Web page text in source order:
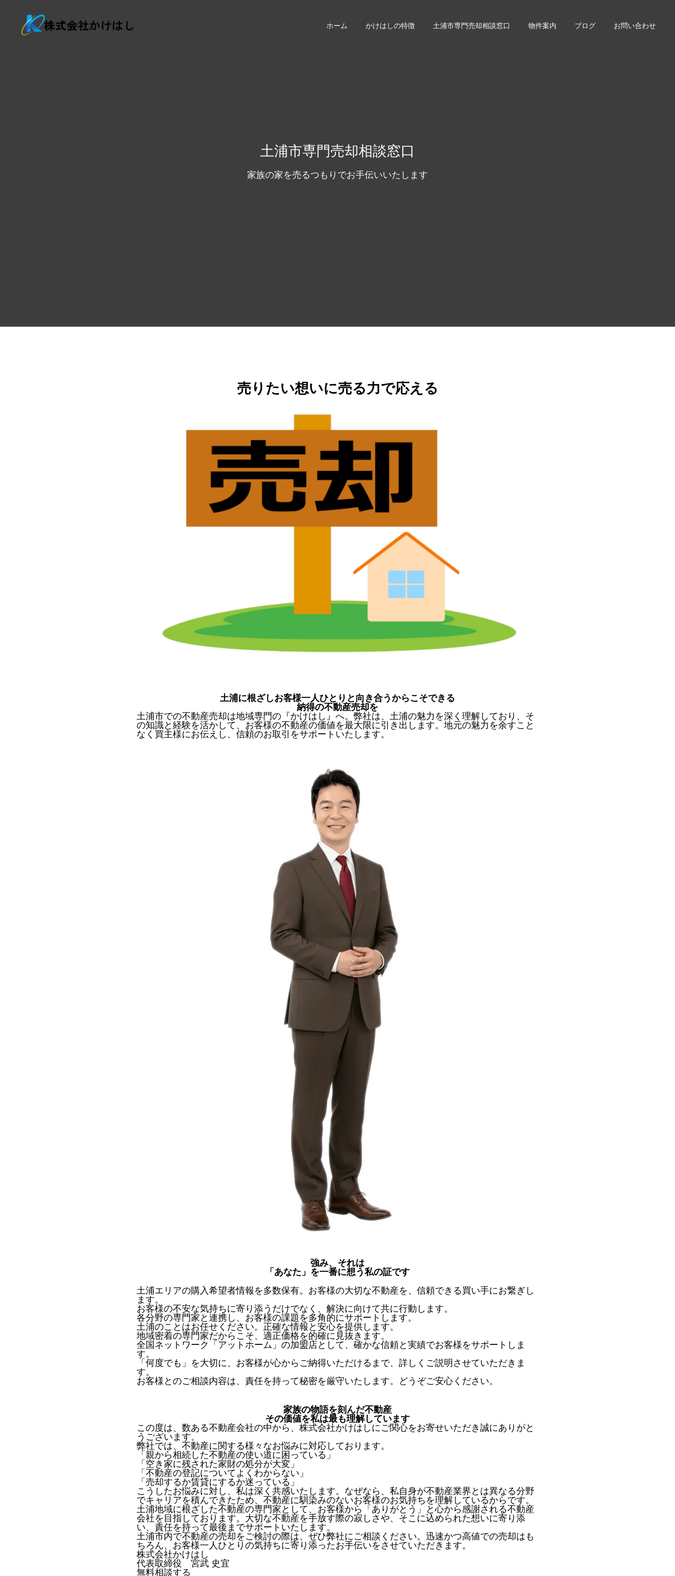
ホーム かけはしの特徴 土浦市専門売却相談窓口 物件案内 ブログ お問い合わせ
土浦市専門売却相談窓口
家族の家を売るつもりでお手伝いいたします
売りたい想いに売る力で応える
土浦に根ざしお客様一人ひとりと向き合うからこそできる
納得の不動産売却を
土浦市での不動産売却は地域専門の『かけはし』へ。弊社は、土浦の魅力を深く理解しており、そ
の知識と経験を活かして、お客様の不動産の価値を最大限に引き出します。地元の魅力を余すこと
なく買主様にお伝えし、信頼のお取引をサポートいたします。
強み、それは
「あなた」を一番に想う私の証です
土浦エリアの購入希望者情報を多数保有。お客様の大切な不動産を、信頼できる買い手にお繋ぎし
ます。
お客様の不安な気持ちに寄り添うだけでなく、解決に向けて共に行動します。
各分野の専門家と連携し、お客様の課題を多角的にサポートします。
土浦のことはお任せください。正確な情報と安心を提供します。
地域密着の専門家だからこそ、適正価格を的確に見抜きます。
全国ネットワーク「アットホーム」の加盟店として、確かな信頼と実績でお客様をサポートしま
す。
「何度でも」を大切に、お客様が心からご納得いただけるまで、詳しくご説明させていただきま
す。
お客様とのご相談内容は、責任を持って秘密を厳守いたします。どうぞご安心ください。
家族の物語を刻んだ不動産
その価値を私は最も理解しています
この度は、数ある不動産会社の中から、株式会社かけはしにご関心をお寄せいただき誠にありがと
うございます。
弊社では、不動産に関する様々なお悩みに対応しております。
「親から相続した不動産の使い道に困っている」
「空き家に残された家財の処分が大変」
「不動産の登記についてよくわからない」
「売却するか賃貸にするか迷っている」
こうしたお悩みに対し、私は深く共感いたします。なぜなら、私自身が不動産業界とは異なる分野
でキャリアを積んできたため、不動産に馴染みのないお客様のお気持ちを理解しているからです。
土浦地域に根ざした不動産の専門家として、お客様から「ありがとう」と心から感謝される不動産
会社を目指しております。大切な不動産を手放す際の寂しさや、そこに込められた想いに寄り添
い、責任を持って最後までサポートいたします。
土浦市内で不動産の売却をご検討の際は、ぜひ弊社にご相談ください。迅速かつ高値での売却はも
ちろん、お客様一人ひとりの気持ちに寄り添ったお手伝いをさせていただきます。
株式会社かけはし
代表取締役 宮武 史宜
無料相談する